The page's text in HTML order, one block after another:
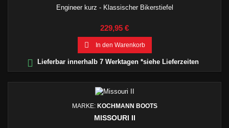
Engineer kurz - Klassischer Bikerstiefel
Preis
229,95 €
 In den Warenkorb
 Lieferbar innerhalb 7 Werktagen *siehe Lieferzeiten
MARKE: KOCHMANN BOOTS
MISSOURI II